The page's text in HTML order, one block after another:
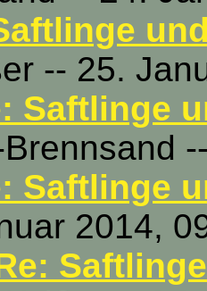
-- 25.
Saftlinge
Saftlinge
2014,